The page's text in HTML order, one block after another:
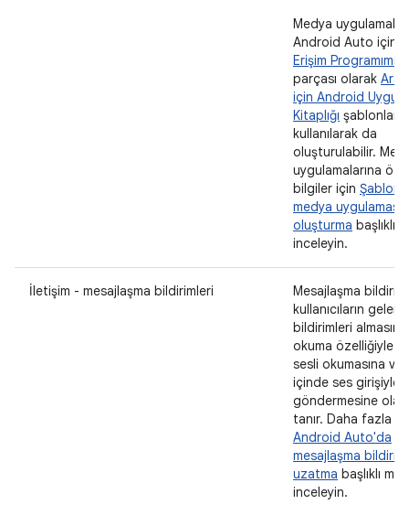
Medya
Android Auto için
Erişim
parçası olarak
için Android
Kitaplığı şablonları
kullanılarak da
oluşturulabilir.
uygulamalarına
bilgiler için
medya uygulaması
oluşturma başlıklı
inceleyin.
İletişim - mesajlaşma bildirimleri
Mesajlaşma
kullanıcıların gelen
bildirimleri
okuma özelliğiyle
sesli okumasına ve
içinde ses girişiyle
göndermesine
tanır. Daha fazla
Android Auto'da
mesajlaşma
uzatma başlıklı
inceleyin.